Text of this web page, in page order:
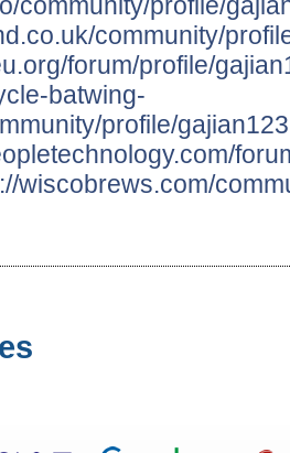
community/
forum/profile/
batwing-
profile/
wiscobrews.com/